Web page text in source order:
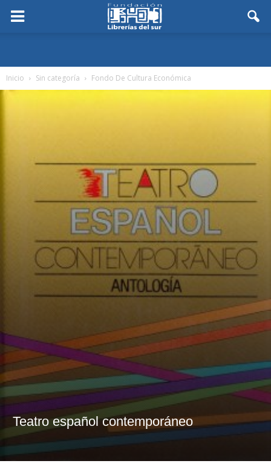
Inicio Sin categoría Fondo De Cultura Económica
Teatro español contemporáneo